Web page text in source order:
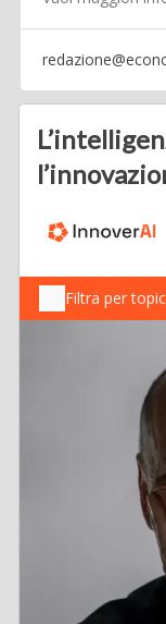
Filtra per topic